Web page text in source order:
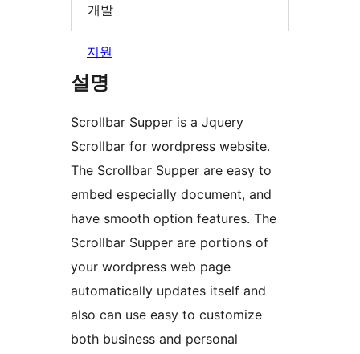
개발
지원
설명
Scrollbar Supper is a Jquery
Scrollbar for wordpress website.
The Scrollbar Supper are easy to
embed especially document, and
have smooth option features. The
Scrollbar Supper are portions of
your wordpress web page
automatically updates itself and
also can use easy to customize
both business and personal